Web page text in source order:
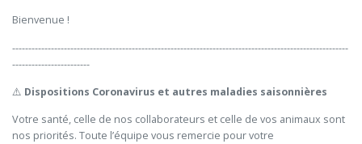
Bienvenue !
--------------------------------------------------------------------------------------------------------
------------------------
⚠️ Dispositions Coronavirus et autres maladies saisonnières
Votre santé, celle de nos collaborateurs et celle de vos animaux sont
nos priorités. Toute l’équipe vous remercie pour votre